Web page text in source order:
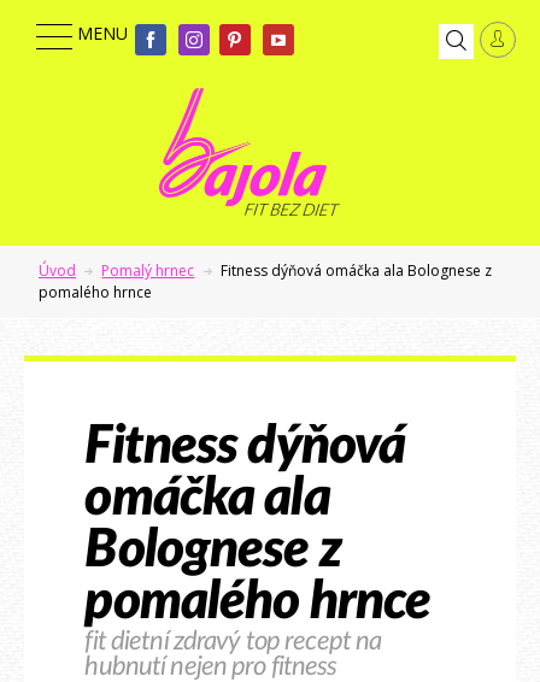
Úvod Pomalý hrnec
Fitness dýňová omáčka ala Bolognese z
pomalého hrnce
Fitness dýňová
omáčka ala
Bolognese z
pomalého hrnce
fit dietní zdravý top recept na
hubnutí nejen pro fitness